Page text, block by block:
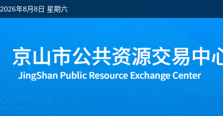
2026年8月8日 星期六